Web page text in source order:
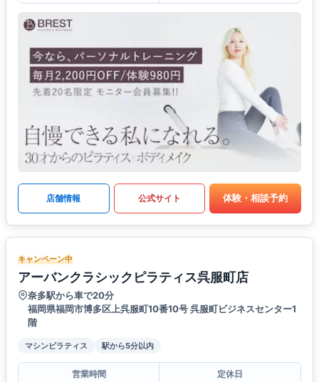
店舗情報 公式サイト 体験・相談予約
キャンペーン中
アーバンクラシックピラティス呉服町店
奈多駅から車で20分
福岡県福岡市博多区上呉服町10番10号 呉服町ビジネスセンター1
階
マシンピラティス 駅から5分以内
営業時間
定休日